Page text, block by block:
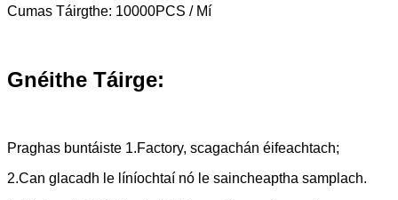
Cumas Táirgthe: 10000PCS / Mí
Gnéithe Táirge:
Praghas buntáiste 1.Factory, scagachán éifeachtach;
2.Can glacadh le líníochtaí nó le saincheaptha samplach.